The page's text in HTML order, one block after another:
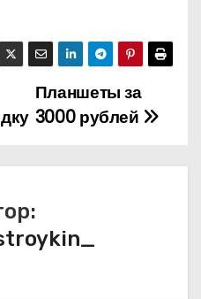
Планшеты за
3000 рублей